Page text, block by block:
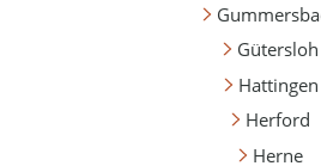
Gütersloh
Hattingen
Herford
Herne